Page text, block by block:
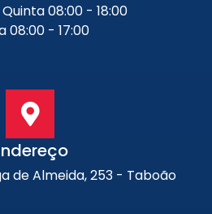
08:00 - 18:00
08:00 - 17:00
de Almeida, 253 - Taboão